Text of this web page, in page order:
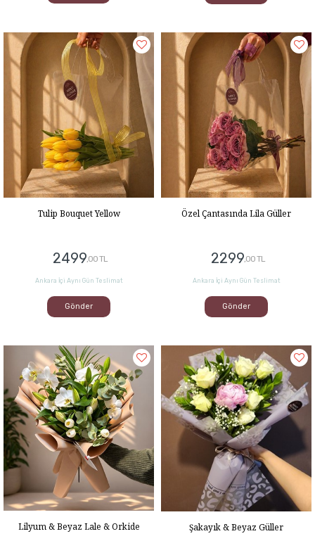
Tulip Bouquet Yellow
2499,00 TL
Ankara İçi Aynı Gün Teslimat
Gönder
Özel Çantasında Lila Güller
2299,00 TL
Ankara İçi Aynı Gün Teslimat
Gönder
Lilyum & Beyaz Lale & Orkide Şakayık & Beyaz Güller